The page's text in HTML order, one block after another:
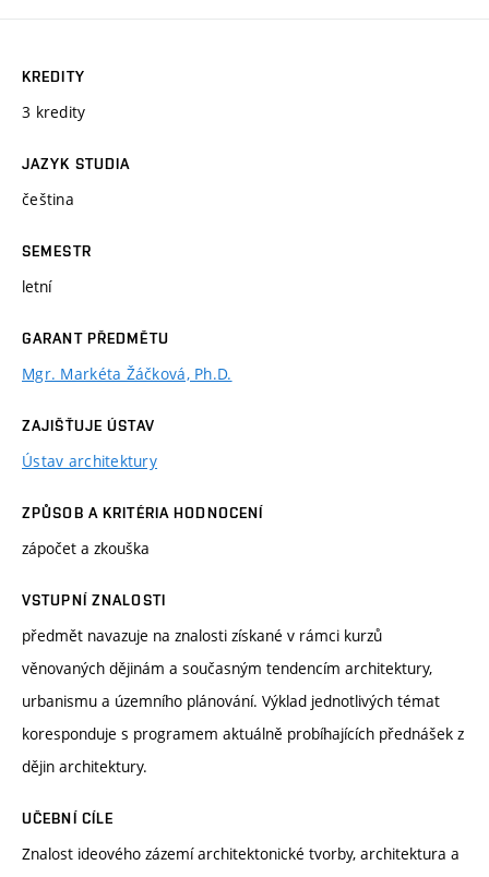
KREDITY
3 kredity
JAZYK STUDIA
čeština
SEMESTR
letní
GARANT PŘEDMĚTU
Mgr. Markéta Žáčková, Ph.D.
ZAJIŠŤUJE ÚSTAV
Ústav architektury
ZPŮSOB A KRITÉRIA HODNOCENÍ
zápočet a zkouška
VSTUPNÍ ZNALOSTI
předmět navazuje na znalosti získané v rámci kurzů
věnovaných dějinám a současným tendencím architektury,
urbanismu a územního plánování. Výklad jednotlivých témat
koresponduje s programem aktuálně probíhajících přednášek z
dějin architektury.
UČEBNÍ CÍLE
Znalost ideového zázemí architektonické tvorby, architektura a